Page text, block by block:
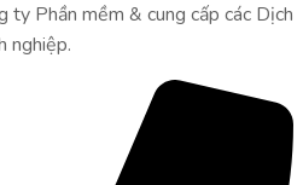
ty Phần mềm & cung cấp các Dịch
nghiệp.